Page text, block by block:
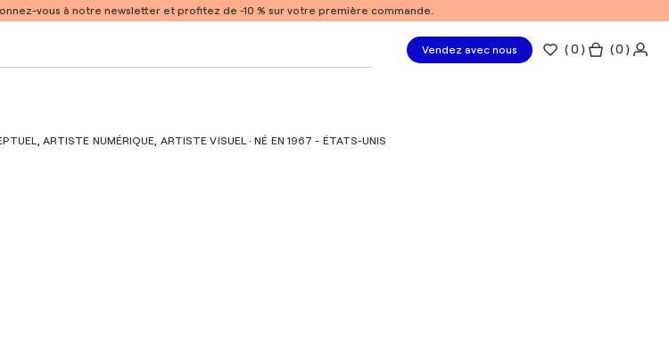
vous à notre newsletter et profitez de -10 % sur votre première commande.
Vendez avec nous (0 ) ( 0 )
ARTISTE NUMÉRIQUE, ARTISTE VISUEL · NÉ EN 1967 - ÉTATS-UNIS